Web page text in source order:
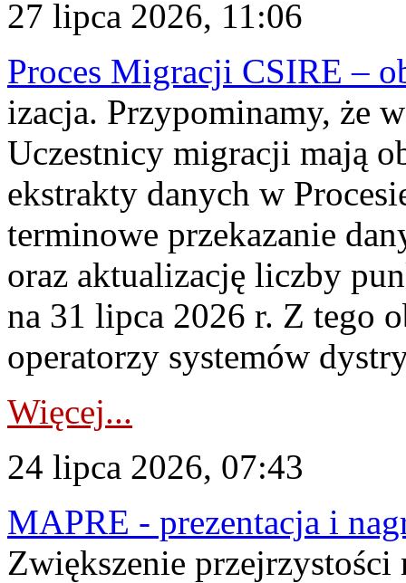
27 lipca 2026, 11:06
Proces Migracji CSIRE –
izacja. Przypominamy, że
Uczestnicy migracji mają
ekstrakty danych w
terminowe przekazanie
oraz aktualizację liczby
na 31 lipca 2026 r. Z tego
operatorzy systemów
Więcej...
24 lipca 2026, 07:43
MAPRE - prezentacja i
Zwiększenie